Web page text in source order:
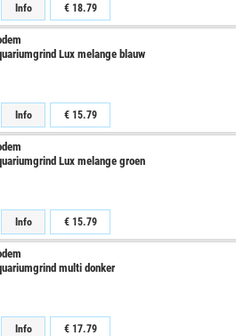
Info € 18.79
Lux melange blauw
Info € 15.79
Lux melange groen
Info € 15.79
multi donker
Info € 17.79